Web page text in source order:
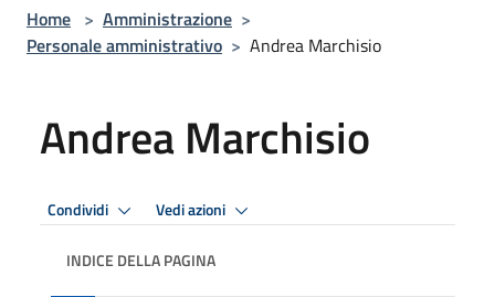
Home > Amministrazione >
Personale amministrativo > Andrea Marchisio
Andrea Marchisio
Condividi Vedi azioni
INDICE DELLA PAGINA